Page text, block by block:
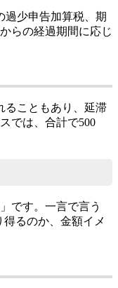
過少申告加算税、期
らの経過期間に応じ
ることもあり、延滞
では、合計で500
です。一言で言う
るのか、金額イメ